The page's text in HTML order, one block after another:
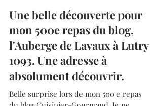
1 mars
4 min de lecture
Une belle découverte pour
mon 500e repas du blog,
l'Auberge de Lavaux à Lutry
1093. Une adresse à
absolument découvrir.